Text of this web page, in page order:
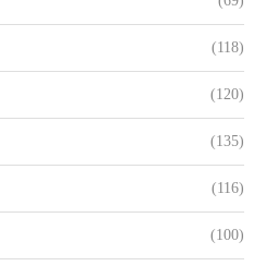
(118)
(120)
(135)
(116)
(100)